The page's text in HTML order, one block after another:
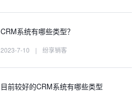
CRM系统有哪些类型？
2023-7-10 | 纷享销客
目前较好的CRM系统有哪些类型